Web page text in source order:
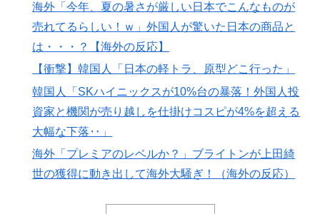
応】
▶ 【韓国サッカー】性接待で審判買収！W杯予選7戦無敗
の裏側
▶ 【MLB】ドジャースファン「7連敗はしんどいわ……」
→ 「まだまだ7.5ゲーム差もあるんだぞ」「毎年暑い季
節に負けることが増えるけど結局10月には勝って終わる
んだよ」
▶ 裏庭に現れたクマがスカンクに撃退されるまさかの瞬
間！！
海外「今年、夏の暑さが厳しい日本でこんなものが
売れてるらしい！ｗ」外国人が驚いた日本の商品と
は・・・？【海外の反応】
【衝撃】韓国人「日本の軽トラ、原型どこ行った」
韓国人「SKハイニックスが10%台の暴落！外国人投
資家と機関が売り越しを仕掛けコスピが4%を超える
大幅な下落‥」
海外「プレミアのレベルか？」ブライトンが上田綺
世の獲得に動き出して海外大騒ぎ！（海外の反応）